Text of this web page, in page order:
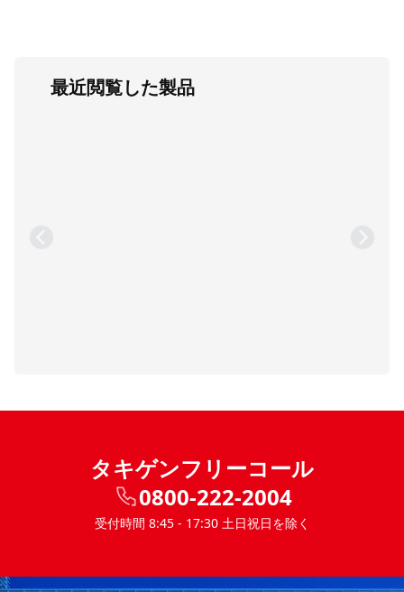
最近閲覧した製品
タキゲンフリーコール
0800-222-2004
受付時間 8:45 - 17:30 土日祝日を除く